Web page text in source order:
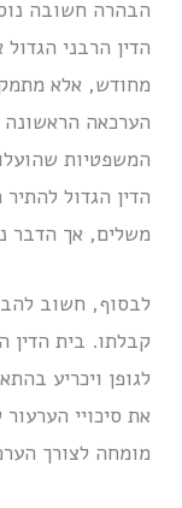
הבהרה חשובה
הדין הרבני
מחודש, אלא
הערכאה
המשפטיות
הדין הגדול
משלים, אך הדבר
לבסוף, חשוב
קבלתו. בית הדין
לגופן ויכריע
את סיכויי
מומחה לצורך